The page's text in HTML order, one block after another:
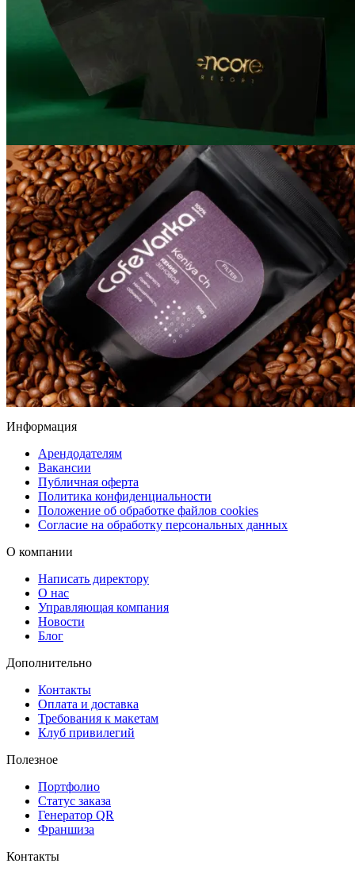
Информация
Арендодателям
Вакансии
Публичная оферта
Политика конфиденциальности
Положение об обработке файлов cookies
Согласие на обработку персональных данных
О компании
Написать директору
О нас
Управляющая компания
Новости
Блог
Дополнительно
Контакты
Оплата и доставка
Требования к макетам
Клуб привилегий
Полезное
Портфолио
Статус заказа
Генератор QR
Франшиза
Контакты